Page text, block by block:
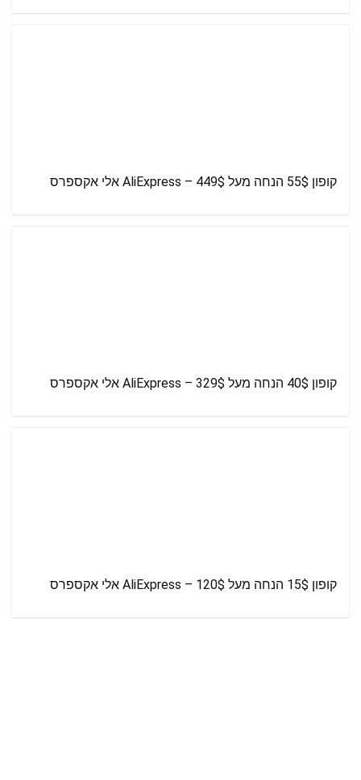
קופון 55$ הנחה מעל 449$ – AliExpress אלי אקספרס
קופון 40$ הנחה מעל 329$ – AliExpress אלי אקספרס
קופון 15$ הנחה מעל 120$ – AliExpress אלי אקספרס